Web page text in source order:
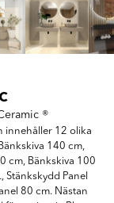
®
innehåller 12 olika
140 cm,
cm, Bänkskiva 100
Stänkskydd Panel
80 cm. Nästan